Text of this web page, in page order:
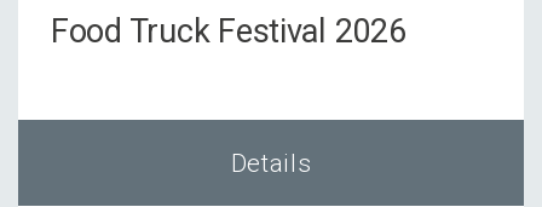
Food Truck Festi­val 2026
Details